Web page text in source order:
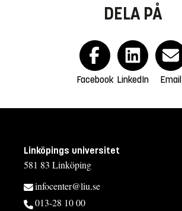
DELA PÅ
Facebook LinkedIn Email
Linköpings universitet
581 83 Linköping
infocenter@liu.se
013-28 10 00